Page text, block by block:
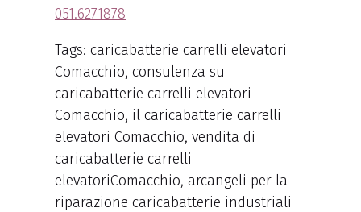
051.6271878
Tags: caricabatterie carrelli elevatori
Comacchio, consulenza su
caricabatterie carrelli elevatori
Comacchio, il caricabatterie carrelli
elevatori Comacchio, vendita di
caricabatterie carrelli
elevatoriComacchio, arcangeli per la
riparazione caricabatterie industriali